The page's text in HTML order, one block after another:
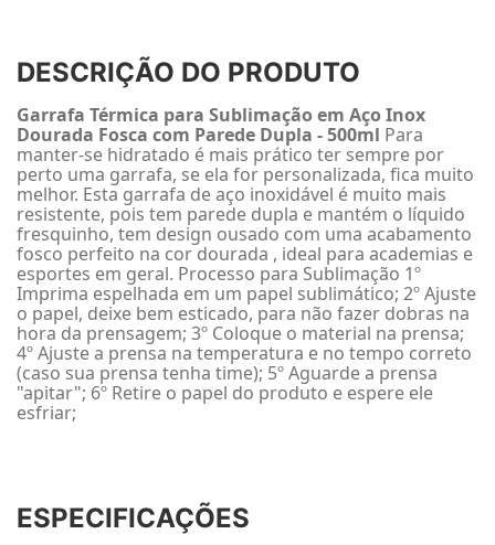
DESCRIÇÃO DO PRODUTO
Garrafa Térmica para Sublimação em Aço Inox
Dourada Fosca com Parede Dupla - 500ml Para
manter-se hidratado é mais prático ter sempre por
perto uma garrafa, se ela for personalizada, fica muito
melhor. Esta garrafa de aço inoxidável é muito mais
resistente, pois tem parede dupla e mantém o líquido
fresquinho, tem design ousado com uma acabamento
fosco perfeito na cor dourada , ideal para academias e
esportes em geral. Processo para Sublimação 1º
Imprima espelhada em um papel sublimático; 2º Ajuste
o papel, deixe bem esticado, para não fazer dobras na
hora da prensagem; 3º Coloque o material na prensa;
4º Ajuste a prensa na temperatura e no tempo correto
(caso sua prensa tenha time); 5º Aguarde a prensa
"apitar"; 6º Retire o papel do produto e espere ele
esfriar;
ESPECIFICAÇÕES